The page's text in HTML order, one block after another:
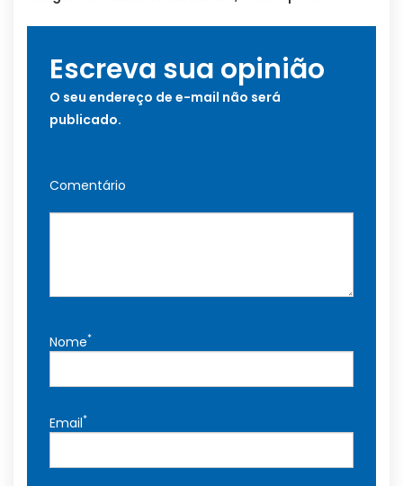
Escreva sua opinião
O seu endereço de e-mail não será
publicado.
Comentário
Nome*
Email*